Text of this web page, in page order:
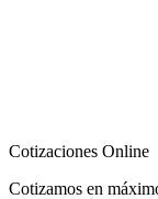
Cotizaciones Online
Cotizamos en